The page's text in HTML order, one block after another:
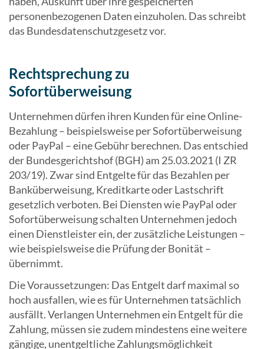
personenbezogenen Daten einzuholen. Das schreibt
das Bundesdatenschutzgesetz vor.
Rechtsprechung zu
Sofortüberweisung
Unternehmen dürfen ihren Kunden für eine Online-
Bezahlung – beispielsweise per Sofortüberweisung
oder PayPal – eine Gebühr berechnen. Das entschied
der Bundesgerichtshof (BGH) am 25.03.2021 (I ZR
203/19). Zwar sind Entgelte für das Bezahlen per
Banküberweisung, Kreditkarte oder Lastschrift
gesetzlich verboten. Bei Diensten wie PayPal oder
Sofortüberweisung schalten Unternehmen jedoch
einen Dienstleister ein, der zusätzliche Leistungen –
wie beispielsweise die Prüfung der Bonität –
übernimmt.
Die Voraussetzungen: Das Entgelt darf maximal so
hoch ausfallen, wie es für Unternehmen tatsächlich
ausfällt. Verlangen Unternehmen ein Entgelt für die
Zahlung, müssen sie zudem mindestens eine weitere
gängige, unentgeltliche Zahlungsmöglichkeit